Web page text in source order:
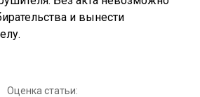
и вынести
Оценка статьи: